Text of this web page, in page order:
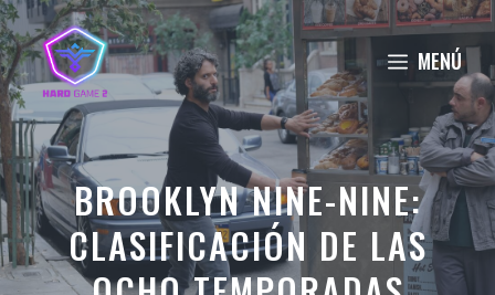
Saltar
al
contenido
MENÚ
BROOKLYN NINE-NINE:
CLASIFICACIÓN DE LAS